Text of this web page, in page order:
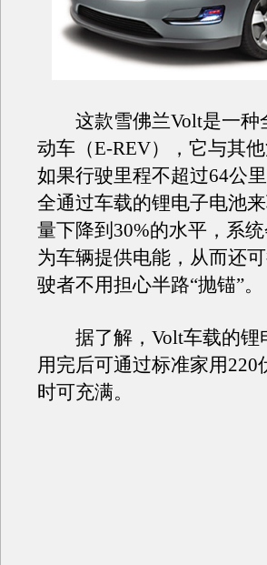
这款雪佛兰Volt是一种
动车（E-REV），它与其
如果行驶里程不超过64公
全通过车载的锂电子电池
量下降到30%的水平，系
为车辆提供电能，从而还
驶者不用担心半路“抛锚”。
据了解，Volt车载的锂
用完后可通过标准家用
时可充满。